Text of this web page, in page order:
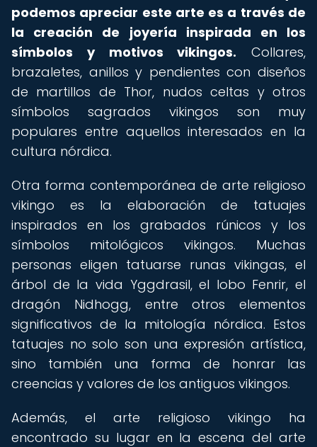
podemos apreciar este arte es a través de
la creación de joyería inspirada en los
símbolos y motivos vikingos. Collares,
brazaletes, anillos y pendientes con diseños
de martillos de Thor, nudos celtas y otros
símbolos sagrados vikingos son muy
populares entre aquellos interesados en la
cultura nórdica.
Otra forma contemporánea de arte religioso
vikingo es la elaboración de tatuajes
inspirados en los grabados rúnicos y los
símbolos mitológicos vikingos. Muchas
personas eligen tatuarse runas vikingas, el
árbol de la vida Yggdrasil, el lobo Fenrir, el
dragón Nidhogg, entre otros elementos
significativos de la mitología nórdica. Estos
tatuajes no solo son una expresión artística,
sino también una forma de honrar las
creencias y valores de los antiguos vikingos.
Además, el arte religioso vikingo ha
encontrado su lugar en la escena del arte